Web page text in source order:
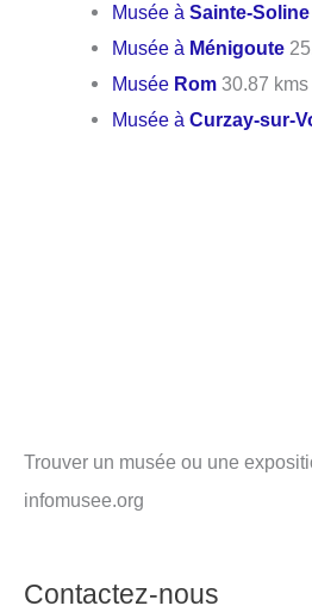
Musée àSainte-Soline
Musée à Ménigoute
Musée Rom 30.87 kms
Musée àCurzay-sur-
Trouver un musée ou une
infomusee.org
Contactez-nous